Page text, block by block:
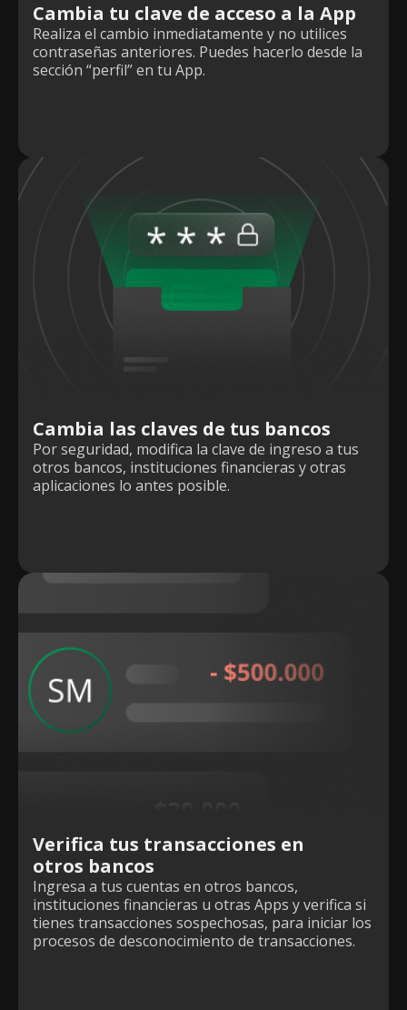
Cambia tu clave de acceso a la App
Realiza el cambio inmediatamente y no utilices
contraseñas anteriores. Puedes hacerlo desde la
sección “perfil” en tu App.
Cambia las claves de tus bancos
Por seguridad, modifica la clave de ingreso a tus
otros bancos, instituciones financieras y otras
aplicaciones lo antes posible.
Verifica tus transacciones en
otros bancos
Ingresa a tus cuentas en otros bancos,
instituciones financieras u otras Apps y verifica si
tienes transacciones sospechosas, para iniciar los
procesos de desconocimiento de transacciones.